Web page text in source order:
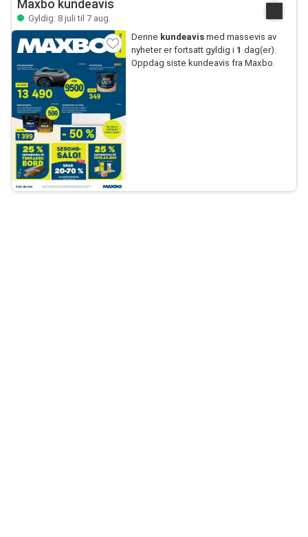
Maxbo kundeavis
Gyldig: 8 juli til 7 aug.
Denne kundeavismed massevis av
nyheter er fortsatt gyldig i 1 dag(er).
Oppdag siste kundeavis fra Maxbo.